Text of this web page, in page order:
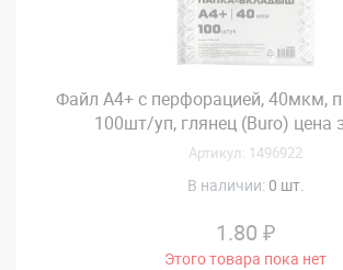
Файл А4+ с перфорацией, 40мкм,
100шт/уп, глянец (Buro) цена
Артикул: 1496922
В наличии: 0 шт.
1.80 ₽
Этого товара пока нет